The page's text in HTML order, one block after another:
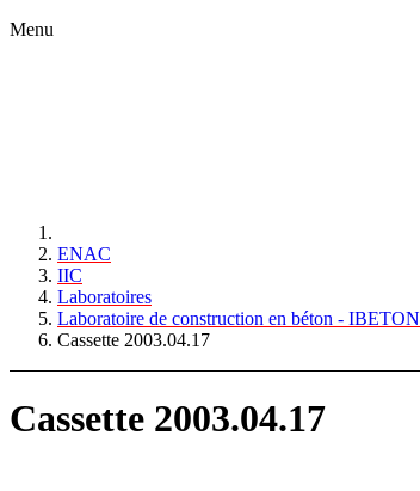
Menu
ENAC
IIC
Laboratoires
Laboratoire de construction en béton - IBETON
Cassette 2003.04.17
Cassette 2003.04.17